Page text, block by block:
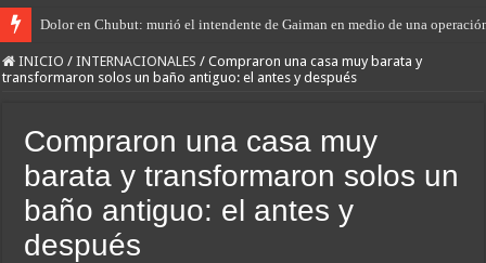
Dolor en Chubut: murió el intendente de Gaiman en medio de una
INICIO / INTERNACIONALES / Compraron una casa muy barata y
transformaron solos un baño antiguo: el antes y después
Compraron una casa muy
barata y transformaron solos un
baño antiguo: el antes y
después